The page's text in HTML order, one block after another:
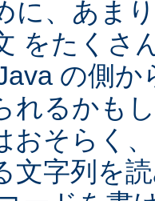
に、あま
をたくさ
の側
れるかも
おそらく
文字列を